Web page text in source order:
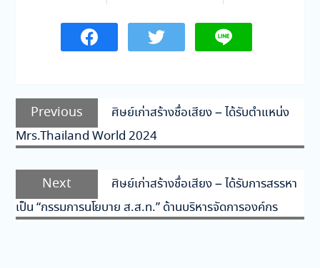
แนะแนว
เรื่อง
Previous
Previous
post:
ศิษย์เก่าสร้างชื่อเสียง – ได้รับตำแหน่ง
Mrs.Thailand World 2024
Next
Next
post:
ศิษย์เก่าสร้างชื่อเสียง – ได้รับการสรรหา
เป็น “กรรมการนโยบาย ส.ส.ท.” ด้านบริหารจัดการองค์กร